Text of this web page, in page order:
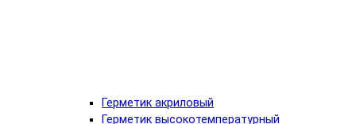
Герметик акриловый
Герметик высокотемпературный